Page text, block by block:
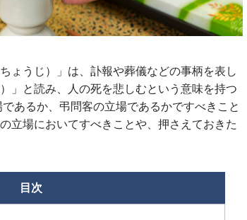
ょうじ）」は、訃報や葬儀などの事柄を表し
」と読み、人の死を悲しむという意味を持つ
あるか、弔問客の立場であるかですべきこと
立場においてすべきことや、押さえておきた
目次